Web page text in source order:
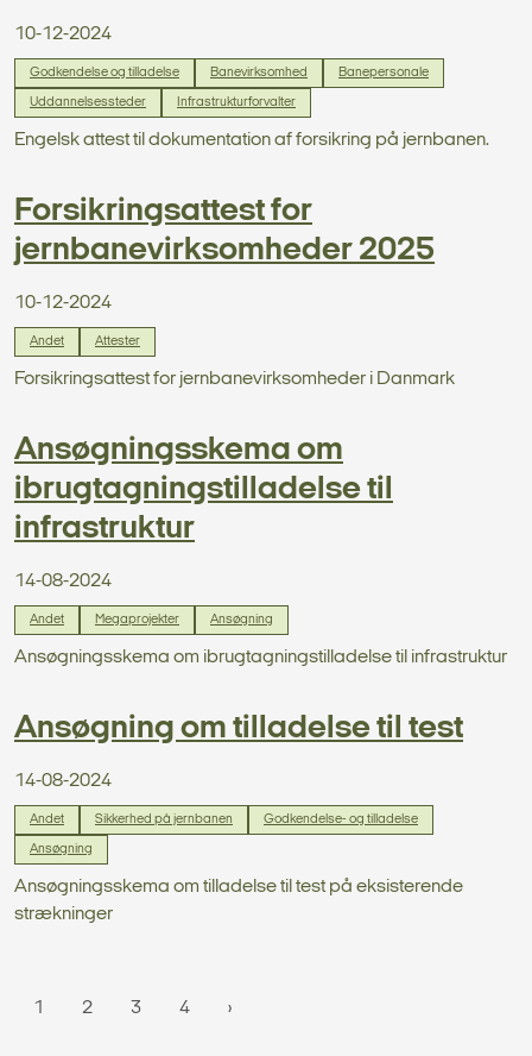
10-12-2024
Godkendelse og tilladelse Banevirksomhed Banepersonale
Uddannelsessteder Infrastrukturforvalter
Engelsk attest til dokumentation af forsikring på jernbanen.
Forsikringsattest for
jernbanevirksomheder 2025
10-12-2024
Andet Attester
Forsikringsattest for jernbanevirksomheder i Danmark
Ansøgningsskema om
ibrugtagningstilladelse til
infrastruktur
14-08-2024
Andet Megaprojekter Ansøgning
Ansøgningsskema om ibrugtagningstilladelse til infrastruktur
Ansøgning om tilladelse til test
14-08-2024
Andet Sikkerhed på jernbanen Godkendelse- og tilladelse
Ansøgning
Ansøgningsskema om tilladelse til test på eksisterende
strækninger
1 2 3 4